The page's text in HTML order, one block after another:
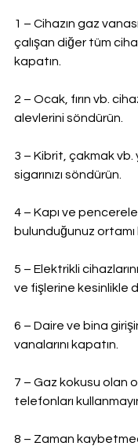
1 – Cihazın gaz
çalışan diğer tüm
kapatın.
2 – Ocak, fırın vb.
alevlerini söndürün.
3 – Kibrit, çakmak vb.
sigarınızı söndürün.
4 – Kapı ve
bulunduğunuz ortamı
5 – Elektrikli
ve fişlerine kesinlikle
6 – Daire ve bina
vanalarını kapatın.
7 – Gaz kokusu olan
telefonları
8 – Zaman